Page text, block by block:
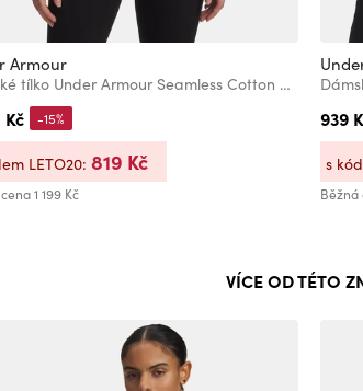
Armour
Dámské tílko Under Armour Seamless Cotton Hand Tank
Kč
1 199 Kč
-15%
LETO20: 819 Kč
939
Běžná
s
VÍCE OD TÉTO